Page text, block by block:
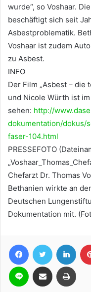
wurde“, so Voshaar.
beschäftigt sich seit
Asbestproblematik.
Voshaar ist zudem
zu Asbest.
INFO
Der Film „Asbest – die
und Nicole Würth ist
sehen: http://
dokumentation/dokus/
faser-104.html
PRESSEFOTO
Chefarzt Dr. Thomas
Bethanien wirkte an
Deutschen
Dokumentation mit.
FacebookTwitter
Line Teile per E-Mail